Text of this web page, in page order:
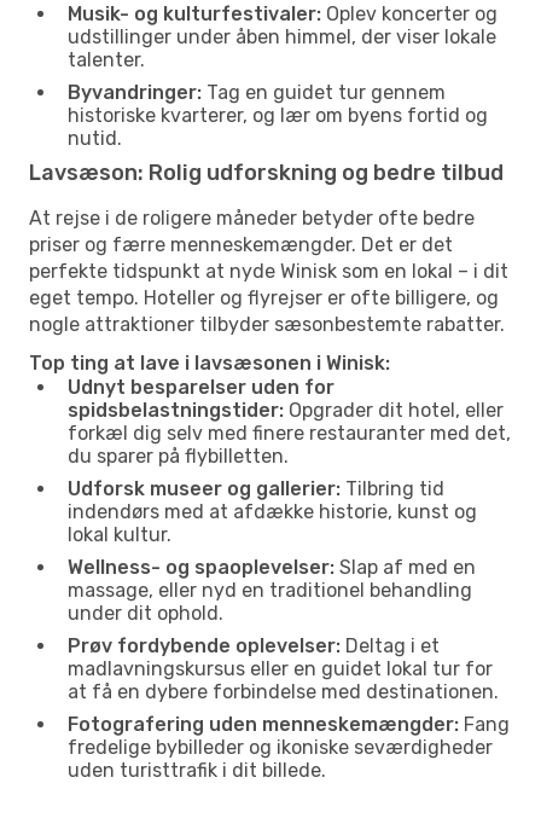
Musik- og kulturfestivaler: Oplev koncerter og
udstillinger under åben himmel, der viser lokale
talenter.
Byvandringer: Tag en guidet tur gennem
historiske kvarterer, og lær om byens fortid og
nutid.
Lavsæson: Rolig udforskning og bedre tilbud
At rejse i de roligere måneder betyder ofte bedre
priser og færre menneskemængder. Det er det
perfekte tidspunkt at nyde Winisk som en lokal – i dit
eget tempo. Hoteller og flyrejser er ofte billigere, og
nogle attraktioner tilbyder sæsonbestemte rabatter.
Top ting at lave i lavsæsonen i Winisk:
Udnyt besparelser uden for
spidsbelastningstider: Opgrader dit hotel, eller
forkæl dig selv med finere restauranter med det,
du sparer på flybilletten.
Udforsk museer og gallerier: Tilbring tid
indendørs med at afdække historie, kunst og
lokal kultur.
Wellness- og spaoplevelser: Slap af med en
massage, eller nyd en traditionel behandling
under dit ophold.
Prøv fordybende oplevelser: Deltag i et
madlavningskursus eller en guidet lokal tur for
at få en dybere forbindelse med destinationen.
Fotografering uden menneskemængder: Fang
fredelige bybilleder og ikoniske seværdigheder
uden turisttrafik i dit billede.